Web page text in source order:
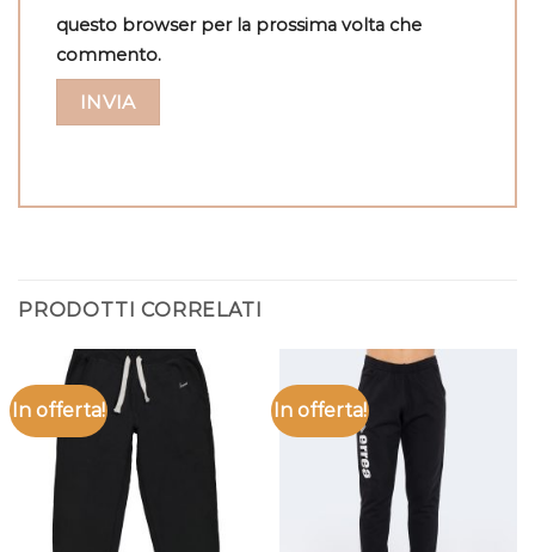
questo browser per la prossima volta che
commento.
PRODOTTI CORRELATI
In offerta! In offerta!